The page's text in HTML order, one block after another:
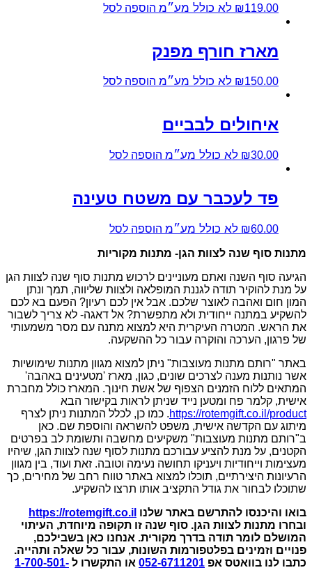
₪119.00 לא כולל מע״מ הוספה לסל
מארז חורף מפנק
₪150.00 לא כולל מע״מ הוספה לסל
איחולים לבביים
₪30.00 לא כולל מע״מ הוספה לסל
פד לעכבר עם משטח טעינה
₪60.00 לא כולל מע״מ הוספה לסל
מתנות סוף שנה לצוות הגן- מתנות מקוריות
הגיעה סוף השנה ואתם מעוניינים לרכוש מתנות סוף שנה לצוות הגן
על מנת להוקיר תודה לגננת המופלאה ולצוות שליווה, תמך ונתן
המון חום ואהבה לאוצר שלכם. אבל אין לכם רעיון? הפעם בא לכם
להשקיע במתנה ייחודית ולא מתפשרת? אל דאגה- לא צריך לשבור
את הראש. המטרה העיקרית היא למצוא מתנה עם מסר משמעותי
של פרגון, הערכה והוקרה עבור כל ההשקעה.
באתר "רותם מתנות מעוצבות" ניתן למצוא מגוון מתנות שימושיות
אשר נותנות מענה לצרכים שונים, כגון, מארז 'מטעינים באהבה'
המתאים ללוח הזמנים הצפוף של אשת חינוך. המארז כולל מחברת
אישית, קלמר פח ומטען נייד שניתן לראות בקישור הבא
https://rotemgift.co.il/product. כמו כן, לכלל המתנות ניתן לצרף
מיתוג עם הקדשה אישית, משפט להשראה והוספת שם. כאן
ב"רותם מתנות מעוצבות" משקיעים מחשבה ותשומת לב בפרטים
הקטנים, על מנת להציע עבורכם מתנות לסוף שנה לצוות הגן, שיהיו
מעצימות וייחודיות ויעניקו תחושה נעימה וטובה. זאת ועוד, בין מגוון
הרעיונות היצירתיים, תוכלו למצוא באתר טווח רחב של מחירים, כך
שתוכלו לבחור את גודל התקציב אותו תרצו להשקיע.
בואו והיכנסו להתרשם באתר שלנו https://rotemgift.co.il
ובחרו מתנות לצוות הגן. סוף שנה זו תקופה מיוחדת, העיתוי
המושלם לומר תודה בדרך מקורית. אנחנו כאן בשבילכם,
פנויים וזמינים בפלטפורמות השונות, עבור כל שאלה ותהייה.
כתבו לנו בוואטס אפ 052-6711201 או התקשרו ל 1-700-501-